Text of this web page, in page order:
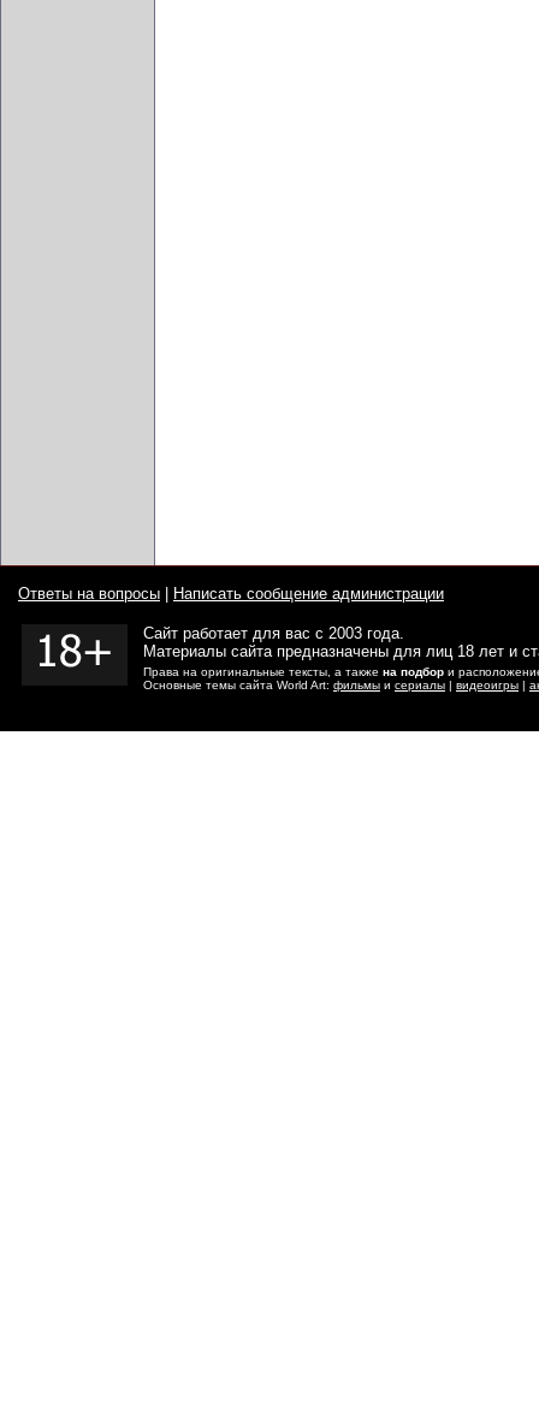
Ответы на вопросы Написать сообщение администрации
Сайт работает для вас с 2003 года.
Материалы сайта предназначены для лиц 18 лет и
Права на оригинальные тексты, а также на подбор и
Основные темы сайта World Art: фильмы и сериалы | видеоигры |